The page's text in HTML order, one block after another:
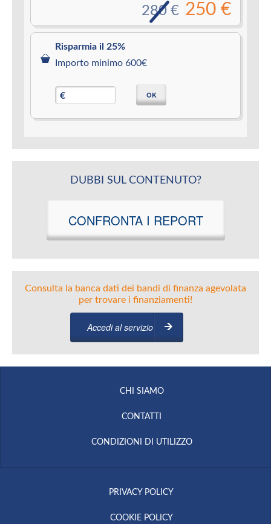
250 €
280 €
Risparmia il 25%
Importo minimo 600€
€ OK
DUBBI SUL CONTENUTO?
CONFRONTA I REPORT
Consulta la banca dati dei bandi di finanza agevolata
per trovare i finanziamenti!
Accedi al servizio
CHI SIAMO
CONTATTI
CONDIZIONI DI UTILIZZO
PRIVACY POLICY
COOKIE POLICY